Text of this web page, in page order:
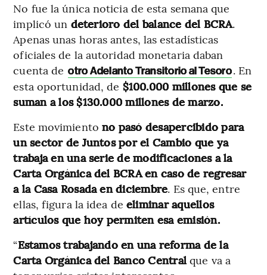
No fue la única noticia de esta semana que
implicó un deterioro del balance del BCRA.
Apenas unas horas antes, las estadísticas
oficiales de la autoridad monetaria daban
cuenta de otro Adelanto Transitorio al Tesoro. En
esta oportunidad, de $100.000 millones que se
suman a los $130.000 millones de marzo.
Este movimiento no pasó desapercibido para
un sector de Juntos por el Cambio que ya
trabaja en una serie de modificaciones a la
Carta Orgánica del BCRA en caso de regresar
a la Casa Rosada en diciembre. Es que, entre
ellas, figura la idea de eliminar aquellos
artículos que hoy permiten esa emisión.
“Estamos trabajando en una reforma de la
Carta Orgánica del Banco Centralque va a